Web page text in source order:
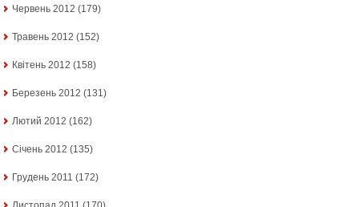
Червень 2012 (179)
Травень 2012 (152)
Квітень 2012 (158)
Березень 2012 (131)
Лютий 2012 (162)
Січень 2012 (135)
Грудень 2011 (172)